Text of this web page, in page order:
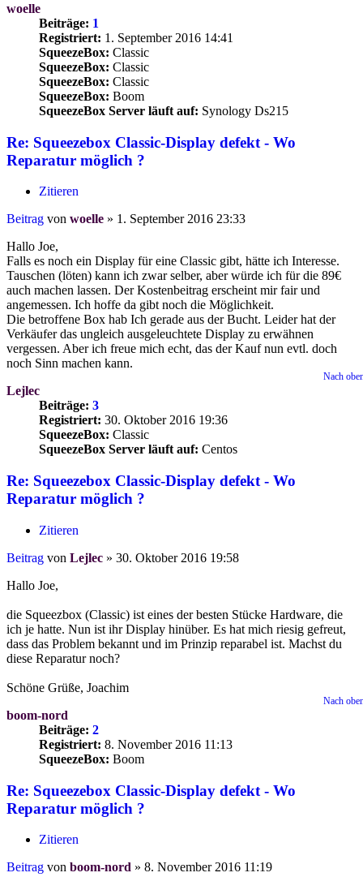
woelle
Beiträge: 1
Registriert: 1. September 2016 14:41
SqueezeBox: Classic
SqueezeBox: Classic
SqueezeBox: Classic
SqueezeBox: Boom
SqueezeBox Server läuft auf: Synology Ds215
Re: Squeezebox Classic-Display defekt - Wo
Reparatur möglich ?
Zitieren
Beitrag von woelle » 1. September 2016 23:33
Hallo Joe,
Falls es noch ein Display für eine Classic gibt, hätte ich Interesse.
Tauschen (löten) kann ich zwar selber, aber würde ich für die 89€
auch machen lassen. Der Kostenbeitrag erscheint mir fair und
angemessen. Ich hoffe da gibt noch die Möglichkeit.
Die betroffene Box hab Ich gerade aus der Bucht. Leider hat der
Verkäufer das ungleich ausgeleuchtete Display zu erwähnen
vergessen. Aber ich freue mich echt, das der Kauf nun evtl. doch
noch Sinn machen kann.
Nach
Lejlec
Beiträge: 3
Registriert: 30. Oktober 2016 19:36
SqueezeBox: Classic
SqueezeBox Server läuft auf: Centos
Re: Squeezebox Classic-Display defekt - Wo
Reparatur möglich ?
Zitieren
Beitrag von Lejlec » 30. Oktober 2016 19:58
Hallo Joe,
die Squeezbox (Classic) ist eines der besten Stücke Hardware, die
ich je hatte. Nun ist ihr Display hinüber. Es hat mich riesig gefreut,
dass das Problem bekannt und im Prinzip reparabel ist. Machst du
diese Reparatur noch?
Schöne Grüße, Joachim
Nach
boom-nord
Beiträge: 2
Registriert: 8. November 2016 11:13
SqueezeBox: Boom
Re: Squeezebox Classic-Display defekt - Wo
Reparatur möglich ?
Zitieren
Beitrag von boom-nord » 8. November 2016 11:19